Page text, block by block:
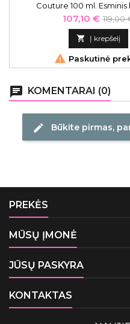
Couture 100 ml.
pranašumas yra jų aromato
nepalieka
abejingų. Zarkoperfurme
tradiciniai kvapų kūrybos
sumaniai derinami su
molekuliniu
Kaina
107,10 €
kaina
119,00
 Į krepšelį
 Paskutinė
chat KOMENTARAI (0)
edit Būkite pirmas,
PREKĖS
MŪSŲ ĮMONĖ
JŪSŲ PASKYRA
KONTAKTAS